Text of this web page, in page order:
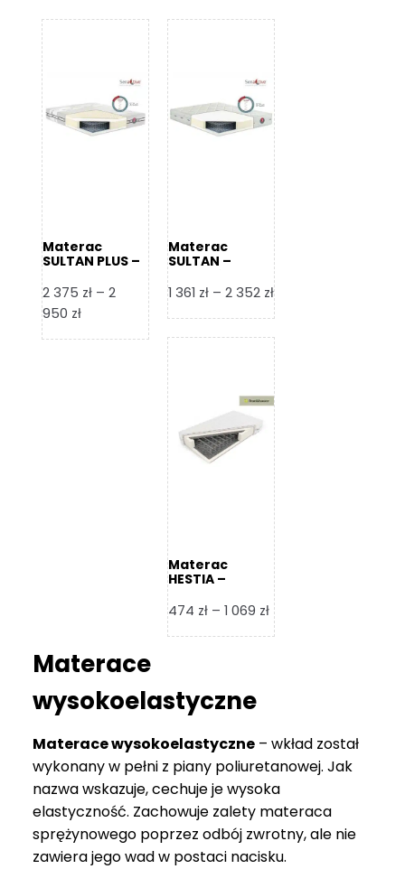
119 zł
Materac
SULTAN PLUS –
2 375 zł – 2
950 złZakres
Materac
SULTAN –
1 361 zł – 2 352 złZakres
cen:
od
1
361 zł
do
2
352 zł
Materac
HESTIA –
474 zł – 1 069 złZakres
cen:
069 zł
Materace
wysokoelastyczne
Materace wysokoelastyczne – wkład został
wykonany w pełni z piany poliuretanowej. Jak
nazwa wskazuje, cechuje je wysoka
elastyczność. Zachowuje zalety materaca
sprężynowego poprzez odbój zwrotny, ale nie
zawiera jego wad w postaci nacisku.